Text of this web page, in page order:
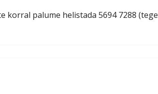
korral palume helistada 5694 7288